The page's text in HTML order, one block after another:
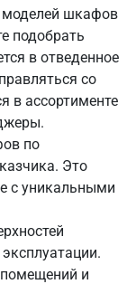
шкафов
подобрать
в отведенное
со
в ассортименте
по
Это
с уникальными
и